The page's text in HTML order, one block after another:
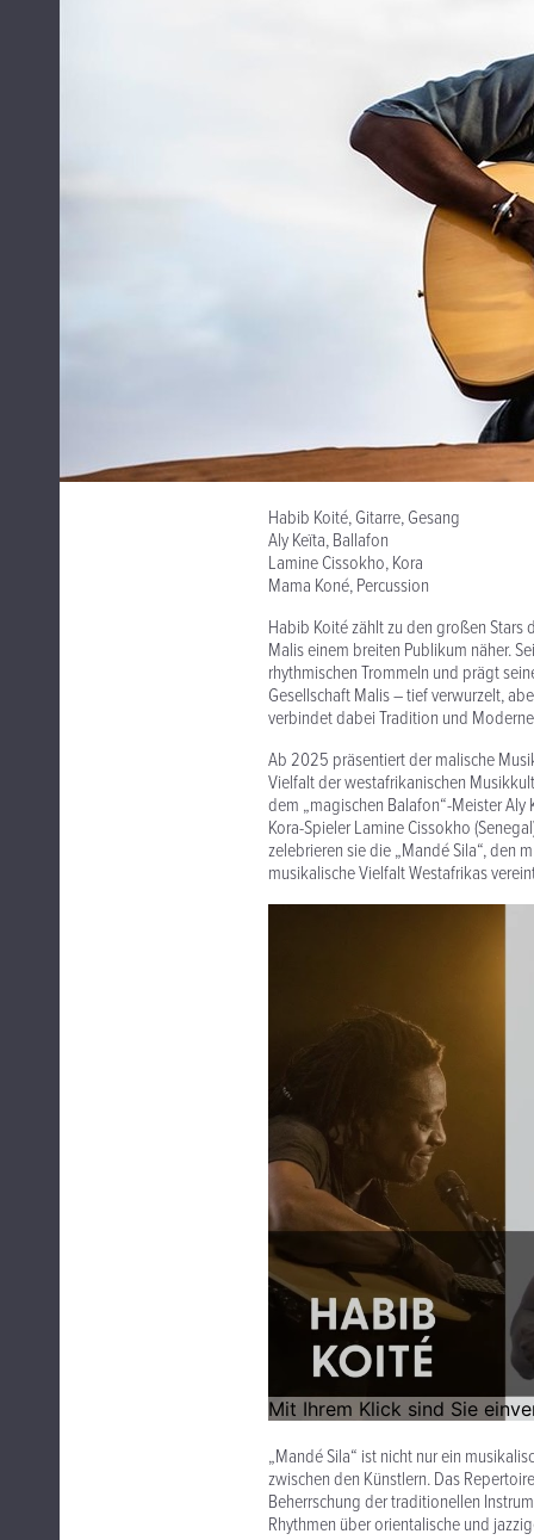
Habib Koité, Gitarre, Gesang
Aly Keïta, Ballafon
Lamine Cissokho, Kora
Mama Koné, Percussion
Habib Koité zählt zu den großen
Malis einem breiten Publikum näher.
rhythmischen Trommeln und prägt
Gesellschaft Malis – tief verwurzelt,
verbindet dabei Tradition und
Ab 2025 präsentiert der malische
Vielfalt der westafrikanischen
dem „magischen Balafon“-Meister
Kora-Spieler Lamine Cissokho
zelebrieren sie die „Mandé Sila“, den
musikalische Vielfalt Westafrikas
„Mandé Sila“ ist nicht nur ein
zwischen den Künstlern. Das
Beherrschung der traditionellen
Rhythmen über orientalische und